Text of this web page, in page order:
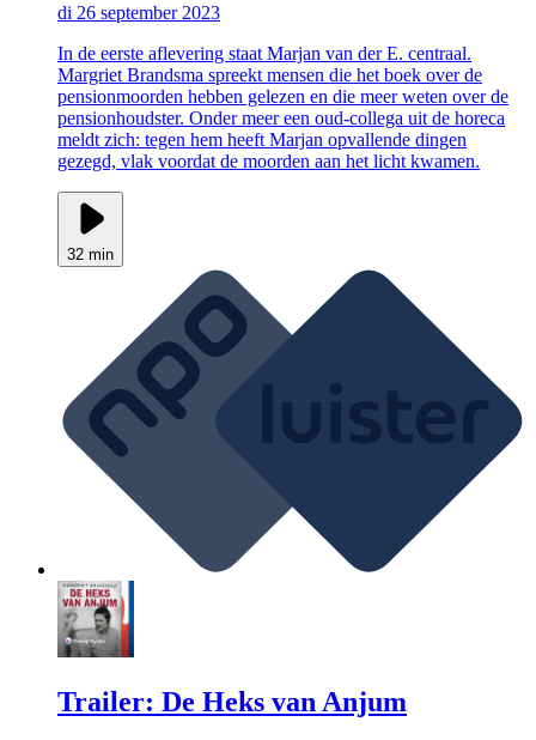
di 26 september 2023
In de eerste aflevering staat Marjan van der E. centraal.
Margriet Brandsma spreekt mensen die het boek over de
pensionmoorden hebben gelezen en die meer weten over de
pensionhoudster. Onder meer een oud-collega uit de horeca
meldt zich: tegen hem heeft Marjan opvallende dingen
gezegd, vlak voordat de moorden aan het licht kwamen.
32 min
Trailer: De Heks van Anjum